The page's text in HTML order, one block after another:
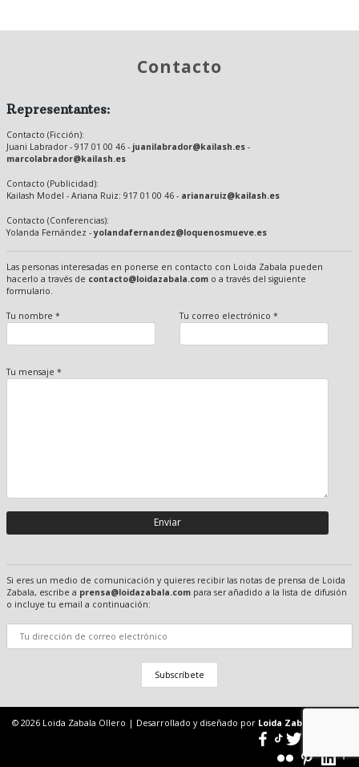
Contacto
Representantes:
Contacto (Ficción):
Juani Labrador - 917 01 00 46 - juanilabrador@kailash.es -
marcolabrador@kailash.es
Contacto (Publicidad):
Kailash Model - Ariana Ruiz: 917 01 00 46 - arianaruiz@kailash.es
Contacto (Conferencias):
Yolanda Fernández -yolandafernandez@loquenosmueve.es
Las personas interesadas en ponerse en contacto con Loida Zabala pueden
hacerlo a través de contacto@loidazabala.com o a través del siguiente
formulario.
Tu nombre * Tu correo electrónico *
Tu mensaje *
Si eres un medio de comunicación y quieres recibir las notas de prensa de Loida
Zabala, escribe a prensa@loidazabala.com para ser añadido a la lista de difusión
o incluye tu email a continuación:
© 2026 Loida Zabala Ollero | Desarrollado y diseñado por Loida Zabala